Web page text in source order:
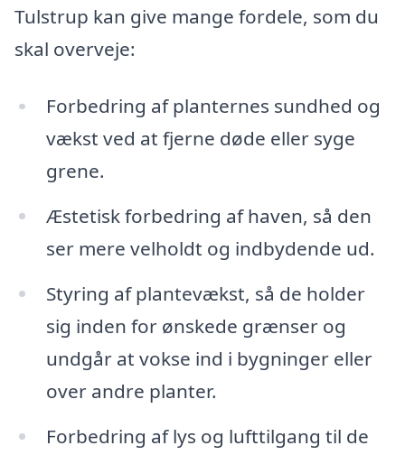
Tulstrup kan give mange fordele, som du
skal overveje:
Forbedring af planternes sundhed og
vækst ved at fjerne døde eller syge
grene.
Æstetisk forbedring af haven, så den
ser mere velholdt og indbydende ud.
Styring af plantevækst, så de holder
sig inden for ønskede grænser og
undgår at vokse ind i bygninger eller
over andre planter.
Forbedring af lys og lufttilgang til de